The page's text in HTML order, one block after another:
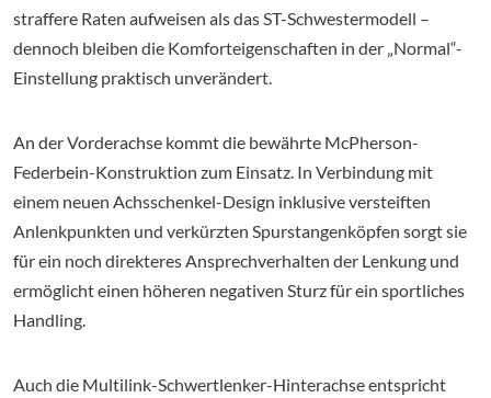
straffere Raten aufweisen als das ST-Schwestermodell –
dennoch bleiben die Komforteigenschaften in der „Normal“-
Einstellung praktisch unverändert.
An der Vorderachse kommt die bewährte McPherson-
Federbein-Konstruktion zum Einsatz. In Verbindung mit
einem neuen Achsschenkel-Design inklusive versteiften
Anlenkpunkten und verkürzten Spurstangenköpfen sorgt sie
für ein noch direkteres Ansprech­verhalten der Lenkung und
ermöglicht einen höheren negativen Sturz für ein sportliches
Handling.
Auch die Multilink-Schwertlenker-Hinterachse entspricht